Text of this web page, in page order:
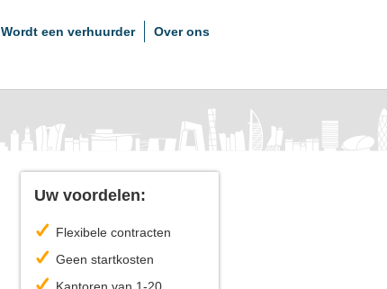
Wordt een verhuurder Over ons
Uw voordelen:
Flexibele contracten
Geen startkosten